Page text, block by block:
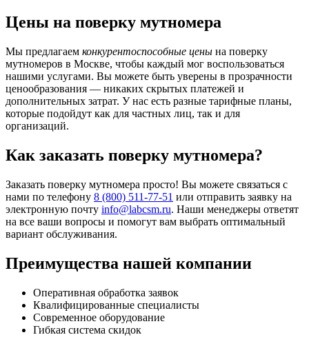
Цены на поверку мутномера
Мы предлагаем конкурентоспособные цены на поверку
мутномеров в Москве, чтобы каждый мог воспользоваться
нашими услугами. Вы можете быть уверены в прозрачности
ценообразования — никаких скрытых платежей и
дополнительных затрат. У нас есть разные тарифные планы,
которые подойдут как для частных лиц, так и для
организаций.
Как заказать поверку мутномера?
Заказать поверку мутномера просто! Вы можете связаться с
нами по телефону 8 (800) 511-77-51 или отправить заявку на
электронную почту info@labcsm.ru. Наши менеджеры ответят
на все ваши вопросы и помогут вам выбрать оптимальный
вариант обслуживания.
Преимущества нашей компании
Оперативная обработка заявок
Квалифицированные специалисты
Современное оборудование
Гибкая система скидок